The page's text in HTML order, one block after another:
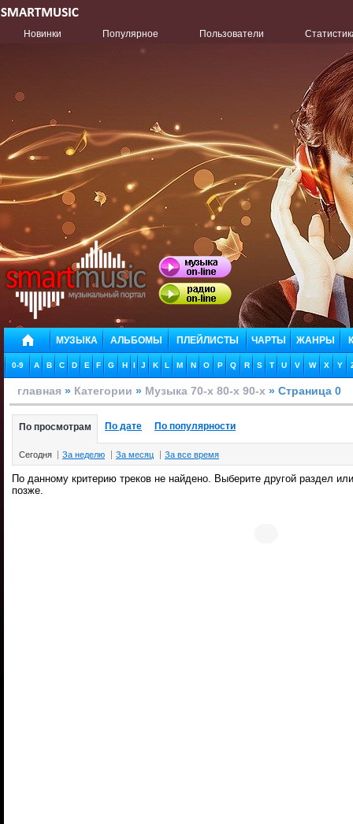
Новинки Популярное Пользователи
МУЗЫКА АЛЬБОМЫ ПЛЕЙЛИСТЫ ЧАРТЫ ЖАНРЫ
0-9 A B C D E F G H I J K L M N O P Q R S T U V W X Y
главная » Категории » Музыка 70-х 80-х 90-х » Страница 0
По просмотрам По дате По популярности
Сегодня За неделю За месяц За все время
По данному критерию треков не найдено. Выберите другой раздел
позже.